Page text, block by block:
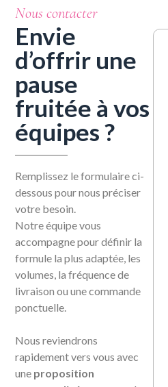
Nous contacter
Envie
d’offrir une
pause
fruitée à vos
équipes ?
Remplissez le formulaire ci-
dessous pour nous préciser
votre besoin.
Notre équipe vous
accompagne pour définir la
formule la plus adaptée, les
volumes, la fréquence de
livraison ou une commande
ponctuelle.
Nous reviendrons
rapidement vers vous avec
une proposition